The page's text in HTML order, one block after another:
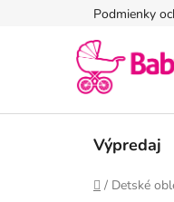
Podmienky
Výpredaj
Domov
/ Detské